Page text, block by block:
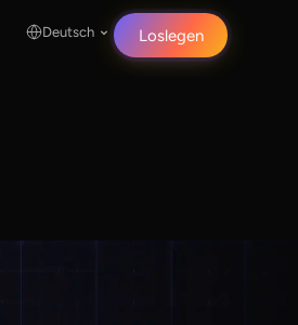
Deutsch Loslegen